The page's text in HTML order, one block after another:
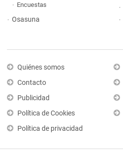
Encuestas
Osasuna
Quiénes somos
Contacto
Publicidad
Política de Cookies
Política de privacidad